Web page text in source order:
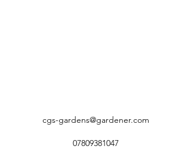
cgs-gardens@gardener.com
07809381047